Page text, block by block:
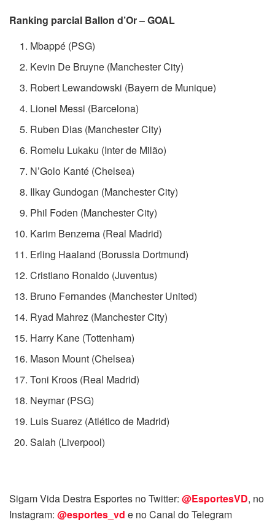
Ranking parcial Ballon d’Or – GOAL
Mbappé (PSG)
Kevin De Bruyne (Manchester City)
Robert Lewandowski (Bayern de Munique)
Lionel Messi (Barcelona)
Ruben Dias (Manchester City)
Romelu Lukaku (Inter de Milão)
N’Golo Kanté (Chelsea)
Ilkay Gundogan (Manchester City)
Phil Foden (Manchester City)
Karim Benzema (Real Madrid)
Erling Haaland (Borussia Dortmund)
Cristiano Ronaldo (Juventus)
Bruno Fernandes (Manchester United)
Ryad Mahrez (Manchester City)
Harry Kane (Tottenham)
Mason Mount (Chelsea)
Toni Kroos (Real Madrid)
Neymar (PSG)
Luis Suarez (Atlético de Madrid)
Salah (Liverpool)
Sigam Vida Destra Esportes no Twitter: @EsportesVD, no
Instagram: @esportes_vd e no Canal do Telegram